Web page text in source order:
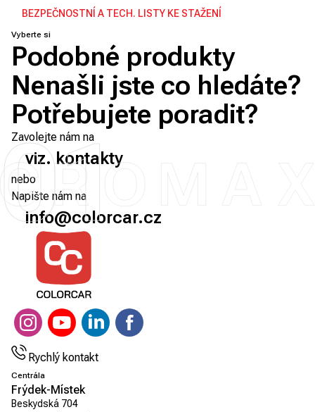
BEZPEČNOSTNÍ A TECH. LISTY KE STAŽENÍ
01
Vyberte si
Podobné produkty
Nenašli jste co hledáte?
Potřebujete poradit?
Zavolejte nám na
viz. kontakty
nebo
Napište nám na
info@colorcar.cz
Rychlý kontakt
Centrála
Frýdek-Místek
Beskydská 704